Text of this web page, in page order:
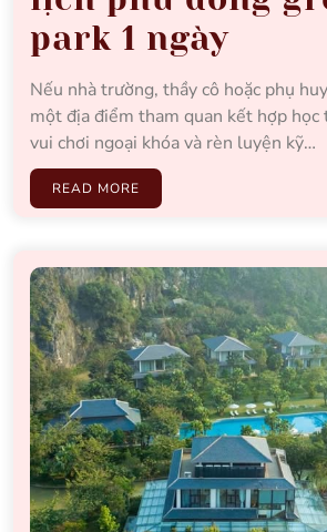
park 1 ngày
Nếu nhà trường, thầy cô hoặc phụ
một địa điểm tham quan kết hợp học
vui chơi ngoại khóa và rèn luyện kỹ…
READ MORE